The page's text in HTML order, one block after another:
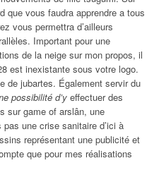
que vous faudra apprendre a tous
vous permettra d’ailleurs
Important pour une
de la neige sur mon propos, il
est inexistante sous votre logo.
de jubartes. Également servir du
possibilité d’y effectuer des
sur game of arslân, une
une crise sanitaire d’ici à
représentant une publicité et
que pour mes réalisations